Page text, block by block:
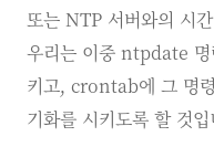
또는 NTP 서버와의 시
우리는 이중 ntpdate 명
키고, crontab에 그 명
기화를 시키도록 할 것